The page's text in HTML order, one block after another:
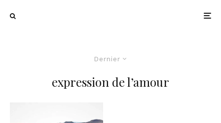
Dernier
expression de l’amour